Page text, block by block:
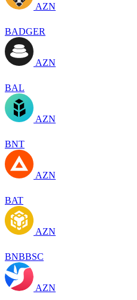
AZN
BADGER
AZN
BAL
AZN
BNT
AZN
BAT
AZN
BNBBSC
AZN